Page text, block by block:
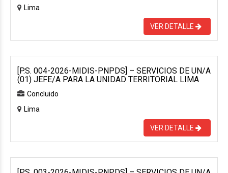
Lima
VER DETALLE
[P.S. 004-2026-MIDIS-PNPDS] – SERVICIOS DE UN/A
(01) JEFE/A PARA LA UNIDAD TERRITORIAL LIMA
Concluido
Lima
VER DETALLE